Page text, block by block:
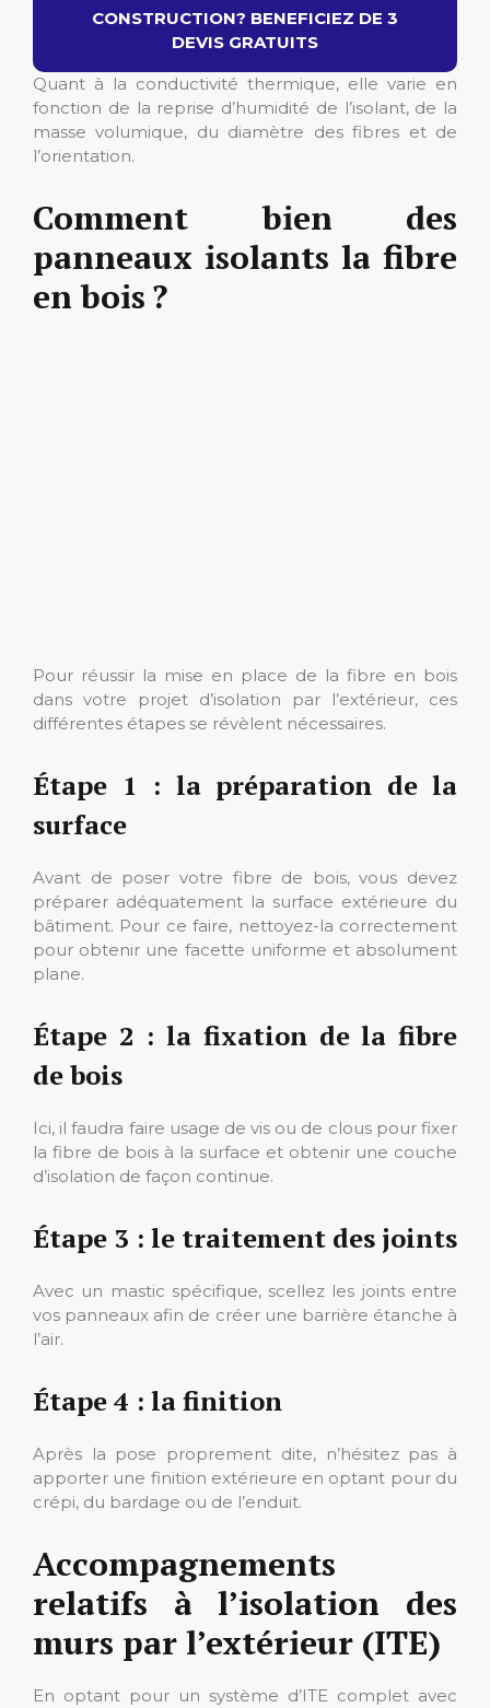
CONSTRUCTION? BENEFICIEZ DE 3
DEVIS GRATUITS
Quant à la conductivité thermique, elle varie en
fonction de la reprise d’humidité de l’isolant, de la
masse volumique, du diamètre des fibres et de
l’orientation.
Comment bien des
panneaux isolants la fibre
en bois ?
Pour réussir la mise en place de la fibre en bois
dans votre projet d’isolation par l’extérieur, ces
différentes étapes se révèlent nécessaires.
Étape 1 : la préparation de la
surface
Avant de poser votre fibre de bois, vous devez
préparer adéquatement la surface extérieure du
bâtiment. Pour ce faire, nettoyez-la correctement
pour obtenir une facette uniforme et absolument
plane.
Étape 2 : la fixation de la fibre
de bois
Ici, il faudra faire usage de vis ou de clous pour fixer
la fibre de bois à la surface et obtenir une couche
d’isolation de façon continue.
Étape 3 : le traitement des joints
Avec un mastic spécifique, scellez les joints entre
vos panneaux afin de créer une barrière étanche à
l’air.
Étape 4 : la finition
Après la pose proprement dite, n’hésitez pas à
apporter une finition extérieure en optant pour du
crépi, du bardage ou de l’enduit.
Accompagnements
relatifs à l’isolation des
murs par l’extérieur (ITE)
En optant pour un système d’ITE complet avec